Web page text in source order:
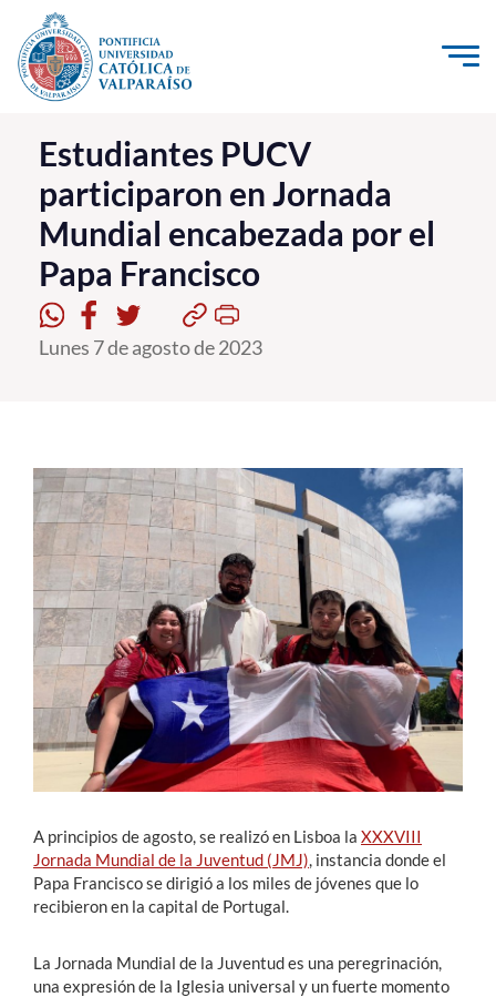
Click acá para ir directamente al contenido
La Universidad
Investigación, Creación e Innovación
PUCV Internacional
Vinculación con el Medio
Admisión
Formación Continua
Estudiantes
Académicos
Funcionarios
Alumni
English
Estudiantes PUCV
participaron en Jornada
Mundial encabezada por el
Papa Francisco
Lunes 7 de agosto de 2023
A principios de agosto, se realizó en Lisboa la XXXVIII
Jornada Mundial de la Juventud (JMJ) , instancia donde el
Papa Francisco se dirigió a los miles de jóvenes que lo
recibieron en la capital de Portugal.
La Jornada Mundial de la Juventud es una peregrinación,
una expresión de la Iglesia universal y un fuerte momento